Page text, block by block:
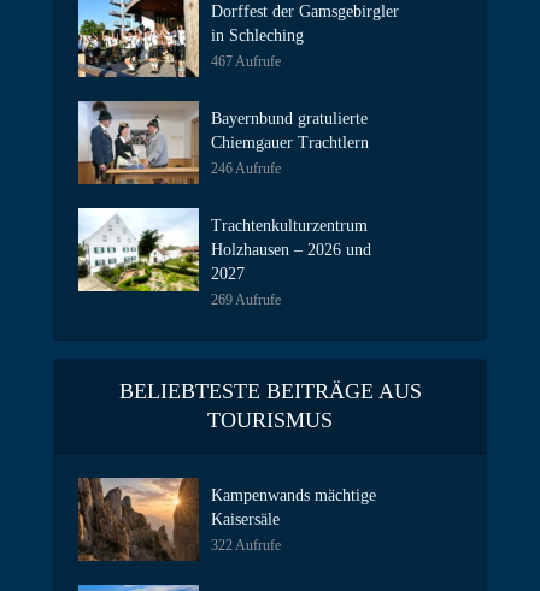
Dorffest der Gamsgebirgler
in Schleching
467 Aufrufe
Bayernbund gratulierte
Chiemgauer Trachtlern
246 Aufrufe
Trachtenkulturzentrum
Holzhausen – 2026 und
2027
269 Aufrufe
BELIEBTESTE BEITRÄGE AUS
TOURISMUS
Kampenwands mächtige
Kaisersäle
322 Aufrufe